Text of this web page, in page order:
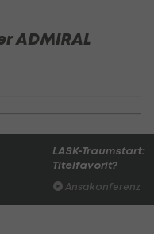
ADMIRAL
LASK-Traumstart:
Titelfavorit?
Ansakonferenz